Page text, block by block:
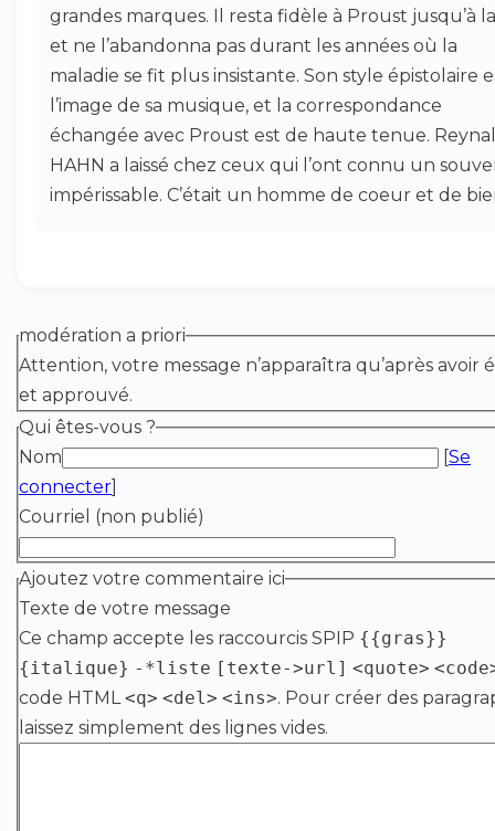
grandes marques. Il resta fidèle à Proust jusqu’à
et ne l’abandonna pas durant les années où la
maladie se fit plus insistante. Son style épistolaire
l’image de sa musique, et la correspondance
échangée avec Proust est de haute tenue.
HAHN a laissé chez ceux qui l’ont connu un
impérissable. C’était un homme de coeur et de
modération a priori
Attention, votre message n’apparaîtra qu’après avoir
et approuvé.
Qui êtes-vous ?
Nom
[Se
connecter]
Courriel (non publié)
Ajoutez votre commentaire ici
Texte de votre message
Ce champ accepte les raccourcis SPIP {{gras}}
{italique} -*liste [texte->url] <quote>
code HTML<q> <del> <ins>. Pour créer des
laissez simplement des lignes vides.